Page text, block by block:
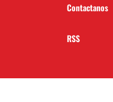
Contactanos
RSS